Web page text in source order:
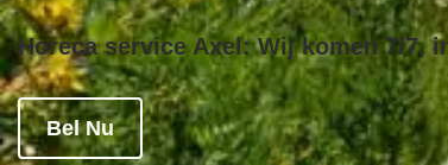
Horeca service Axel: Wij komen 7/7,
Bel Nu